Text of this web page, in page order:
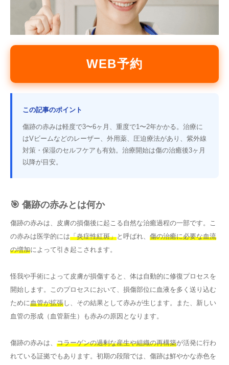
WEB予約
この記事のポイント
傷跡の赤みは軽度で3〜6ヶ月、重度で1〜2年かかる。治療に
はVビームなどのレーザー、外用薬、圧迫療法があり、紫外線
対策・保湿のセルフケアも有効。治療開始は傷の治癒後3ヶ月
以降が目安。
🎯 傷跡の赤みとは何か
傷跡の赤みは、皮膚の損傷後に起こる自然な治癒過程の一部です。こ
の赤みは医学的には「炎症性紅斑」と呼ばれ、 傷の治癒に必要な血流
の増加によって引き起こされます。
怪我や手術によって皮膚が損傷すると、体は自動的に修復プロセスを
開始します。このプロセスにおいて、損傷部位に血液を多く送り込む
ために血管が拡張 し、その結果として赤みが生じます。また、新しい
血管の形成（血管新生）も赤みの原因となります。
傷跡の赤みは、 コラーゲンの過剰な産生や組織の再構築が活発に行わ
れている証拠でもあります。初期の段階では、傷跡は鮮やかな赤色を